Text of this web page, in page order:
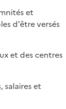
et
d'être versés
et des centres
salaires et